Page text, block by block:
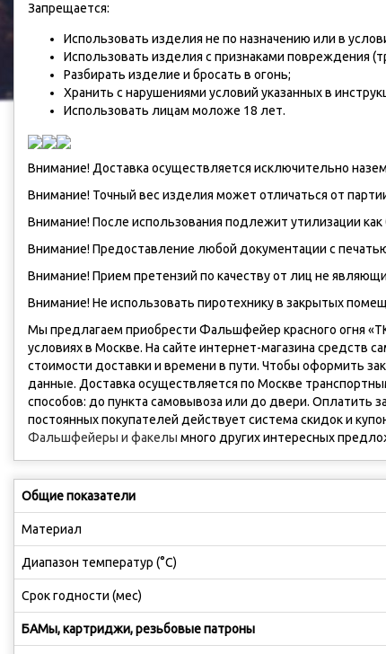
Запрещается:
Использовать изделия не по назначению или в
Использовать изделия с признаками повреждения
Разбирать изделие и бросать в огонь;
Хранить с нарушениями условий указанных в
Использовать лицам моложе 18 лет.
Внимание! Доставка осуществляется исключительно
Внимание! Точный вес изделия может отличаться от
Внимание! После использования подлежит утилизации
Внимание! Предоставление любой документации с
Внимание! Прием претензий по качеству от лиц не
Внимание! Не использовать пиротехнику в закрытых
Мы предлагаем приобрести Фальшфейер красного огня
условиях в Москве. На сайте интернет-магазина средств
стоимости доставки и времени в пути. Чтобы оформить
данные. Доставка осуществляется по Москве
способов: до пункта самовывоза или до двери. Оплатить
постоянных покупателей действует система скидок и
Фальшфейеры и факелы много других интересных
Общие показатели
Материал
Диапазон температур (°C)
Срок годности (мес)
БАМы, картриджи, резьбовые патроны